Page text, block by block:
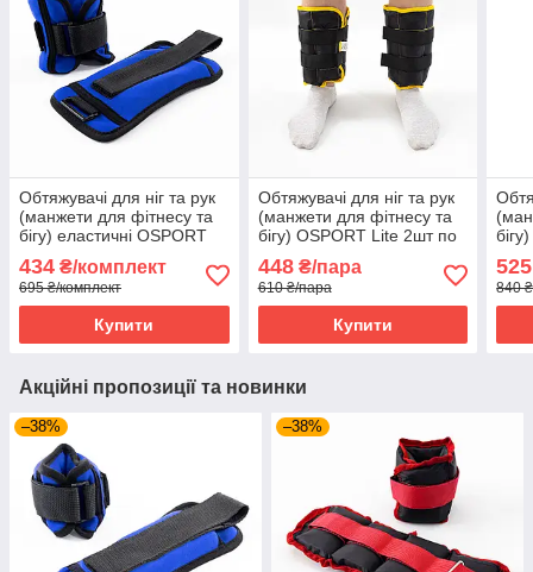
Обтяжувачі для ніг та рук
(манжети для фітнесу та
бігу) еластичні OSPORT
Pro 2шт по 1кг (OF-0061)
434 ₴/комплект
695 ₴/комплект
Купити
Обтяжувачі для ніг та рук
(манжети для фітнесу та
бігу) OSPORT Lite 2шт по
2.5кг (FI-0001-2.5)
448₴/пара
610 ₴/пара
Купити
2шт
525
840
Акційні пропозиції та новинки
–38% –38%